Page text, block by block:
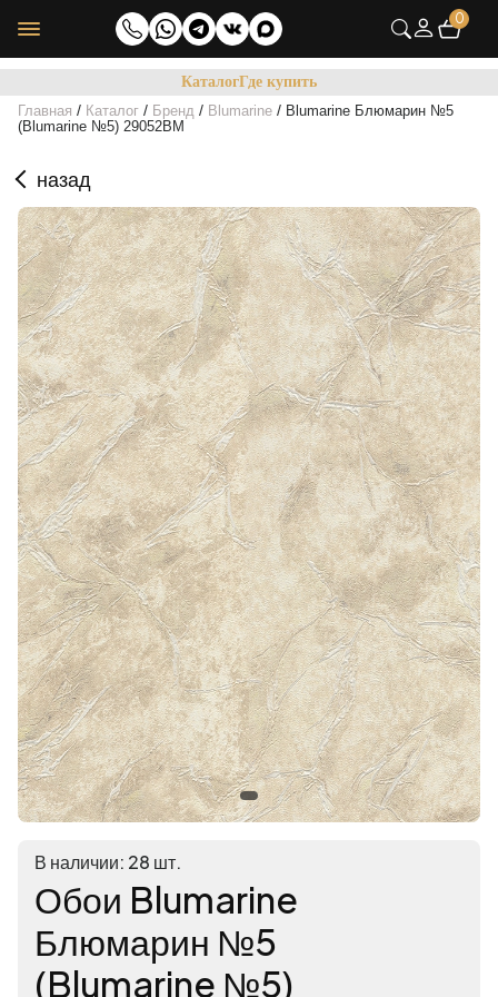
0
КаталогГде купить
Главная / Каталог / Бренд / Blumarine / Blumarine Блюмарин №5
(Blumarine №5) 29052BM
назад
В наличии: 28 шт.
Обои Blumarine
Блюмарин №5
(Blumarine №5)